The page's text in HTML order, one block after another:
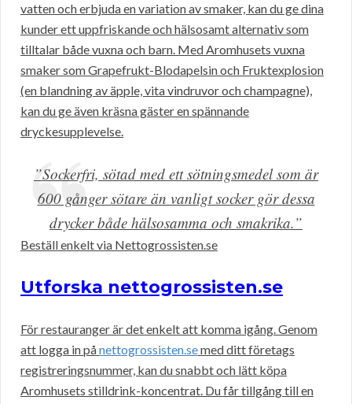
vatten och erbjuda en variation av smaker, kan du ge dina
kunder ett uppfriskande och hälsosamt alternativ som
tilltalar både vuxna och barn. Med Aromhusets vuxna
smaker som Grapefrukt-Blodapelsin och Fruktexplosion
(en blandning av äpple, vita vindruvor och champagne),
kan du ge även kräsna gäster en spännande
dryckesupplevelse.
”Sockerfri, sötad med ett sötningsmedel som är
600 gånger sötare än vanligt socker gör dessa
drycker både hälsosamma och smakrika.”
Beställ enkelt via Nettogrossisten.se
Utforska nettogrossisten.se
För restauranger är det enkelt att komma igång. Genom
att logga in pånettogrossisten.semed ditt företags
registreringsnummer, kan du snabbt och lätt köpa
Aromhusets stilldrink-koncentrat. Du får tillgång till en